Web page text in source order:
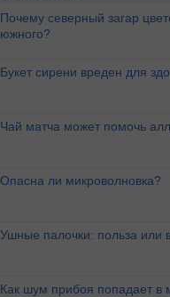
Почему северный загар
южного?
Букет сирени вреден для
Чай матча может помочь
Опасна ли микроволновка?
Ушные палочки: польза или
Как шум прибоя попадает в